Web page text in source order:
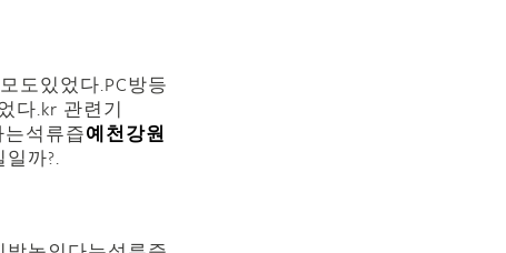
도있었다.PC방등
다.kr 관련기
석류즙예천강원
까?.